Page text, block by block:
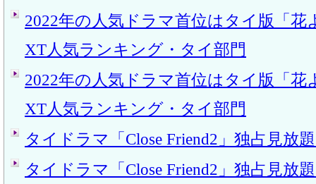
2022年の人気ドラマ首位はタイ版「
XT人気ランキング・タイ部門
2022年の人気ドラマ首位はタイ版「
XT人気ランキング・タイ部門
タイドラマ「Close Friend2」独占見放
タイドラマ「Close Friend2」独占見放